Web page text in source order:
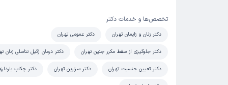
تخصص‌ها و خدمات دکتر
دکتر زنان و زایمان تهران دکتر عمومی تهران
دکتر جلوگیری از سقط مکرر جنین تهران دکتر درمان زگیل تناسلی زنان
دکتر تعیین جنسیت تهران دکتر سزارین تهران دکتر چکاپ